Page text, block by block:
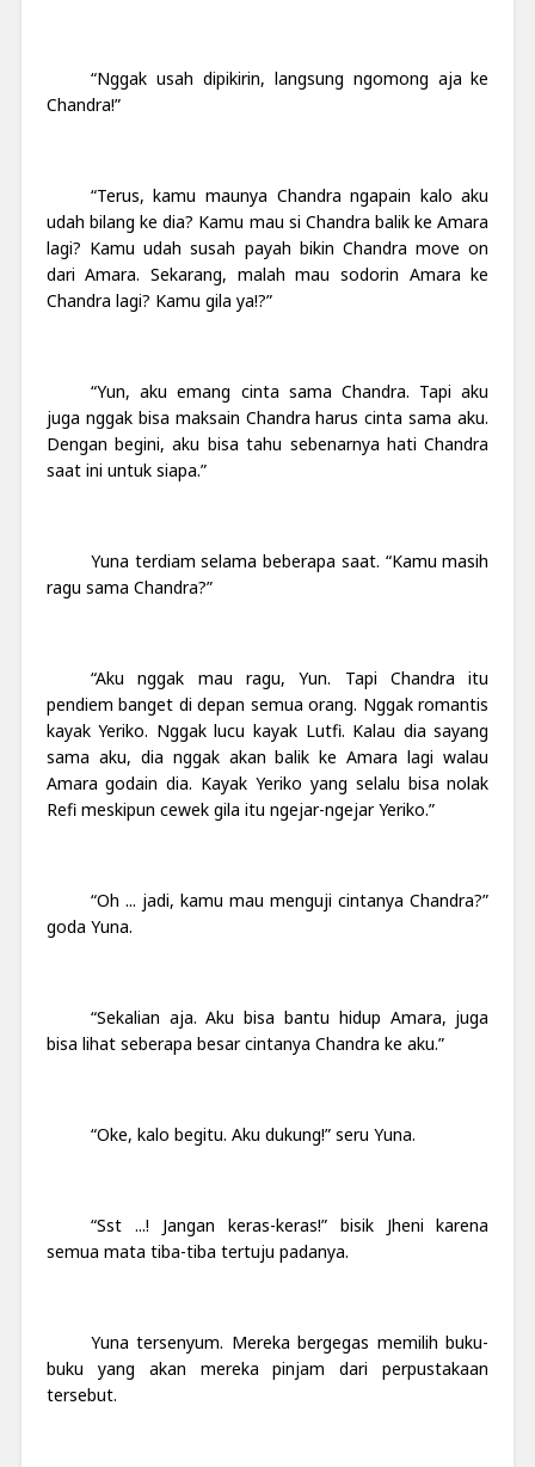
“Nggak usah dipikirin, langsung ngomong aja ke
Chandra!”
“Terus, kamu maunya Chandra ngapain kalo aku
udah bilang ke dia? Kamu mau si Chandra balik ke Amara
lagi? Kamu udah susah payah bikin Chandra move on
dari Amara. Sekarang, malah mau sodorin Amara ke
Chandra lagi? Kamu gila ya!?”
“Yun, aku emang cinta sama Chandra. Tapi aku
juga nggak bisa maksain Chandra harus cinta sama aku.
Dengan begini, aku bisa tahu sebenarnya hati Chandra
saat ini untuk siapa.”
Yuna terdiam selama beberapa saat. “Kamu masih
ragu sama Chandra?”
“Aku nggak mau ragu, Yun. Tapi Chandra itu
pendiem banget di depan semua orang. Nggak romantis
kayak Yeriko. Nggak lucu kayak Lutfi. Kalau dia sayang
sama aku, dia nggak akan balik ke Amara lagi walau
Amara godain dia. Kayak Yeriko yang selalu bisa nolak
Refi meskipun cewek gila itu ngejar-ngejar Yeriko.”
“Oh ... jadi, kamu mau menguji cintanya Chandra?”
goda Yuna.
“Sekalian aja. Aku bisa bantu hidup Amara, juga
bisa lihat seberapa besar cintanya Chandra ke aku.”
“Oke, kalo begitu. Aku dukung!” seru Yuna.
“Sst ...! Jangan keras-keras!” bisik Jheni karena
semua mata tiba-tiba tertuju padanya.
Yuna tersenyum. Mereka bergegas memilih buku-
buku yang akan mereka pinjam dari perpustakaan
tersebut.